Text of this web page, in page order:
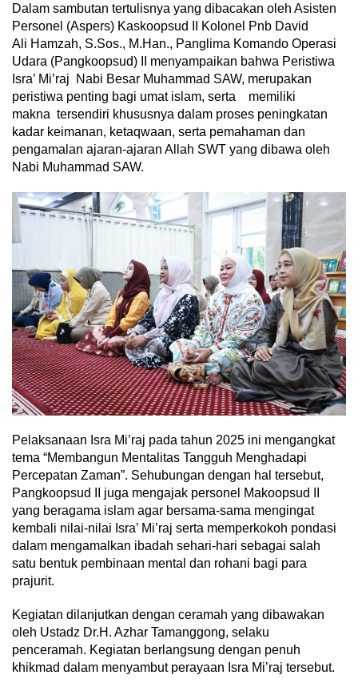
Dalam sambutan tertulisnya yang dibacakan oleh Asisten
Personel (Aspers) Kaskoopsud II Kolonel Pnb David
Ali Hamzah, S.Sos., M.Han., Panglima Komando Operasi
Udara (Pangkoopsud) II menyampaikan bahwa Peristiwa
Isra’ Mi’raj Nabi Besar Muhammad SAW, merupakan
peristiwa penting bagi umat islam, serta memiliki
makna tersendiri khususnya dalam proses peningkatan
kadar keimanan, ketaqwaan, serta pemahaman dan
pengamalan ajaran-ajaran Allah SWT yang dibawa oleh
Nabi Muhammad SAW.
Pelaksanaan Isra Mi’raj pada tahun 2025 ini mengangkat
tema “Membangun Mentalitas Tangguh Menghadapi
Percepatan Zaman”. Sehubungan dengan hal tersebut,
Pangkoopsud II juga mengajak personel Makoopsud II
yang beragama islam agar bersama-sama mengingat
kembali nilai-nilai Isra’ Mi’raj serta memperkokoh pondasi
dalam mengamalkan ibadah sehari-hari sebagai salah
satu bentuk pembinaan mental dan rohani bagi para
prajurit.
Kegiatan dilanjutkan dengan ceramah yang dibawakan
oleh Ustadz Dr.H. Azhar Tamanggong, selaku
penceramah. Kegiatan berlangsung dengan penuh
khikmad dalam menyambut perayaan Isra Mi’raj tersebut.